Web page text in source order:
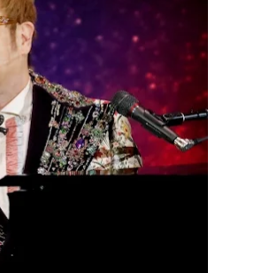
versión oscura y revolucionaria
más esperado con DJ
aclara su situación
gira “DeBÍ TiRAR MáS FOToS